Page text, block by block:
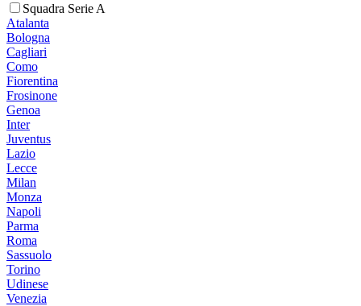
Squadra Serie A
Atalanta
Bologna
Cagliari
Como
Fiorentina
Frosinone
Genoa
Inter
Juventus
Lazio
Lecce
Milan
Monza
Napoli
Parma
Roma
Sassuolo
Torino
Udinese
Venezia